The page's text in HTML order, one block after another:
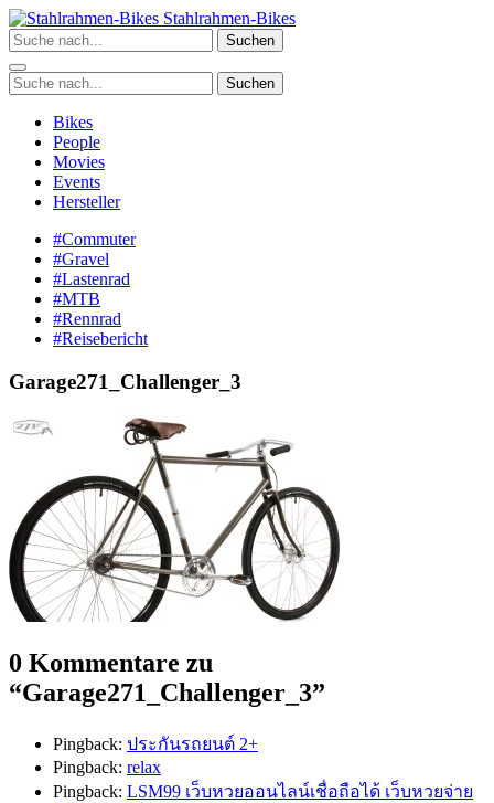
Zum
Inhalt
springen
Stahlrahmen-Bikes
Suchen
Suchen
Bikes
People
Movies
Events
Hersteller
#Commuter
#Gravel
#Lastenrad
#MTB
#Rennrad
#Reisebericht
Garage271_Challenger_3
0 Kommentare zu
“Garage271_Challenger_3”
Pingback: ประกันรถยนต์ 2+
Pingback: relax
Pingback: LSM99 เว็บหวยออนไลน์เชื่อถือได้ เว็บหวยจ่าย